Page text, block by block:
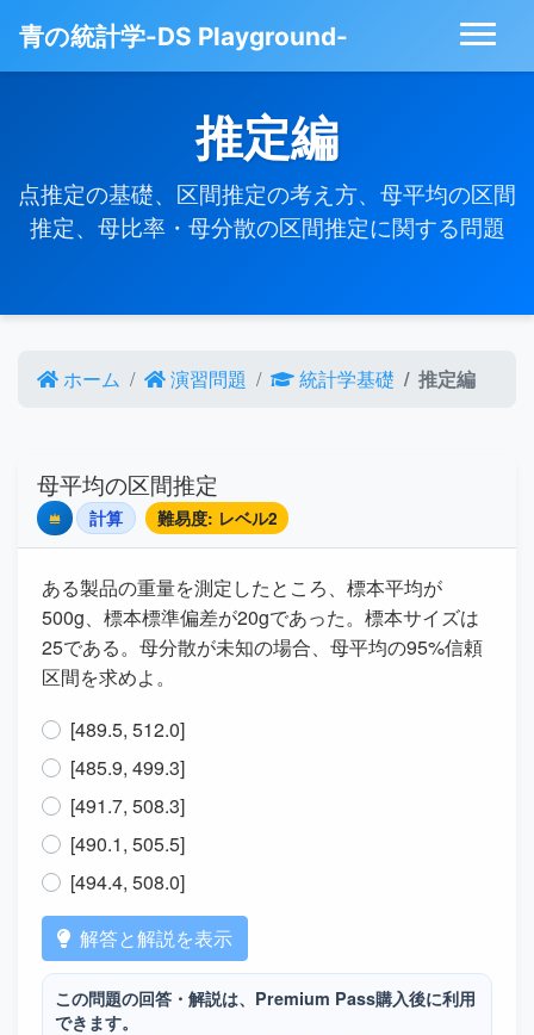
青の統計学-DS Playground-
推定編
点推定の基礎、区間推定の考え方、母平均の区間
推定、母比率・母分散の区間推定に関する問題
ホーム 演習問題 統計学基礎 推定編
母平均の区間推定
Premium
計算 難易度: レベル2
ある製品の重量を測定したところ、標本平均が
500g、標本標準偏差が20gであった。標本サイズは
25である。母分散が未知の場合、母平均の95%信頼
区間を求めよ。
[489.5, 512.0]
[485.9, 499.3]
[491.7, 508.3]
[490.1, 505.5]
[494.4, 508.0]
解答と解説を表示
この問題の回答・解説は、Premium Pass購入後に利用
できます。